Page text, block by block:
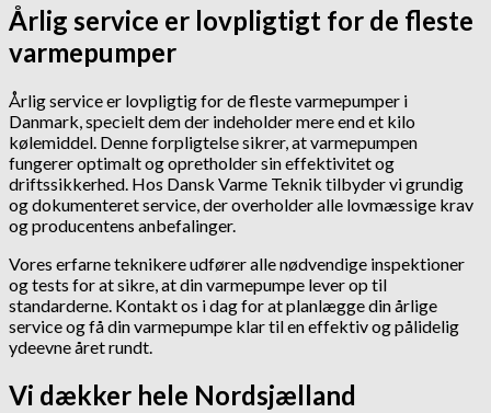
Årlig service er lovpligtigt for de fleste
varmepumper
Årlig service er lovpligtig for de fleste varmepumper i
Danmark, specielt dem der indeholder mere end et kilo
kølemiddel. Denne forpligtelse sikrer, at varmepumpen
fungerer optimalt og opretholder sin effektivitet og
driftssikkerhed. Hos Dansk Varme Teknik tilbyder vi grundig
og dokumenteret service, der overholder alle lovmæssige krav
og producentens anbefalinger.
Vores erfarne teknikere udfører alle nødvendige inspektioner
og tests for at sikre, at din varmepumpe lever op til
standarderne. Kontakt os i dag for at planlægge din årlige
service og få din varmepumpe klar til en effektiv og pålidelig
ydeevne året rundt.
Vi dækker hele Nordsjælland